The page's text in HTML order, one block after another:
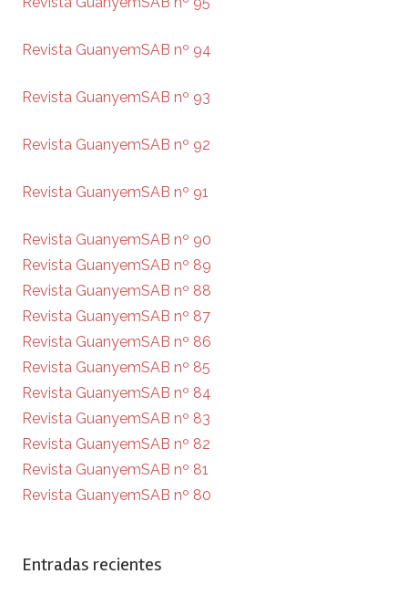
Revista GuanyemSAB nº 94
Revista GuanyemSAB nº 93
Revista GuanyemSAB nº 92
Revista GuanyemSAB nº 91
Revista GuanyemSAB nº 90
Revista GuanyemSAB nº 89
Revista GuanyemSAB nº 88
Revista GuanyemSAB nº 87
Revista GuanyemSAB nº 86
Revista GuanyemSAB nº 85
Revista GuanyemSAB nº 84
Revista GuanyemSAB nº 83
Revista GuanyemSAB nº 82
Revista GuanyemSAB nº 81
Revista GuanyemSAB nº 80
Entradas recientes